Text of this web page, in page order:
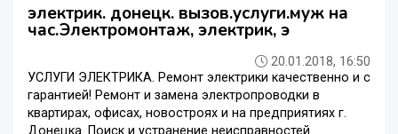
электрик. донецк. вызов.услуги.муж на
час.Электромонтаж, электрик, э
20.01.2018, 16:50
УСЛУГИ ЭЛЕКТРИКА. Ремонт электрики качественно и c
гарантией! Ремонт и замена электропроводки в
квартирах, офисах, новостроях и на предприятиях г.
Донецка. Поиск и устранение неисправностей.